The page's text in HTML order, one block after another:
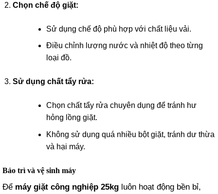
Chọn chế độ giặt:
Sử dụng chế độ phù hợp với chất liệu vải.
Điều chỉnh lượng nước và nhiệt độ theo từng
loại đồ.
Sử dụng chất tẩy rửa:
Chọn chất tẩy rửa chuyên dụng để tránh hư
hỏng lồng giặt.
Không sử dụng quá nhiều bột giặt, tránh dư thừa
và hại máy.
Bảo trì và vệ sinh máy
Để máy giặt công nghiệp 25kg luôn hoạt động bền bỉ,